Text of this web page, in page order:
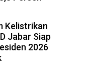
Kelistrikan
Jabar Siap
2026